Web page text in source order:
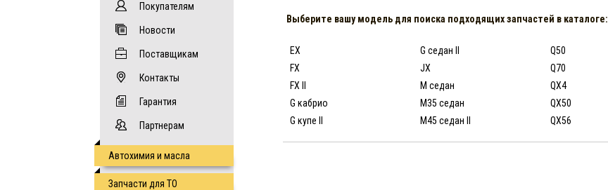
Покупателям
Новости
Поставщикам
Контакты
Гарантия
Партнерам
Автохимия и масла
Запчасти для ТО
Выберите вашу модель для поиска подходящих запчастей в каталоге:
EX
FX
FX II
G кабрио
G купе II
G седан II
JX
M седан
M35 седан
M45 седан II
Q50
Q70
QX4
QX50
QX56